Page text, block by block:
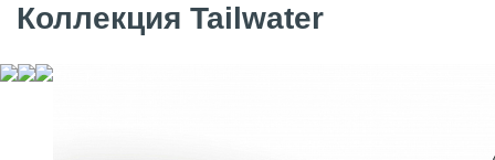
Коллекция Tailwater